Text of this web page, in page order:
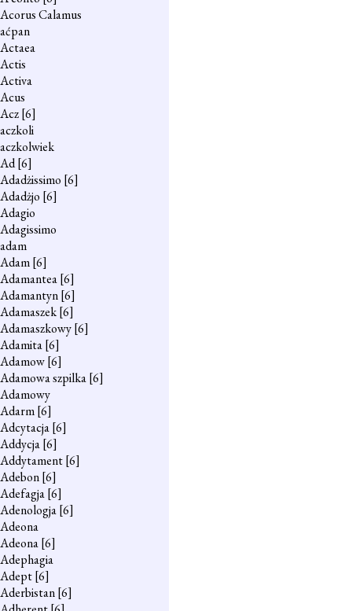
Acorus Calamus
aćpan
Actaea
Actis
Activa
Acus
Acz[6]
aczkoli
aczkolwiek
Ad[6]
Adadżissimo [6]
Adadżjo [6]
Adagio
Adagissimo
adam
Adam[6]
Adamantea[6]
Adamantyn[6]
Adamaszek[6]
Adamaszkowy[6]
Adamita[6]
Adamow[6]
Adamowa szpilka[6]
Adamowy
Adarm[6]
Adcytacja[6]
Addycja[6]
Addytament[6]
Adebon[6]
Adefagja[6]
Adenologja[6]
Adeona
Adeona[6]
Adephagia
Adept[6]
Aderbistan[6]